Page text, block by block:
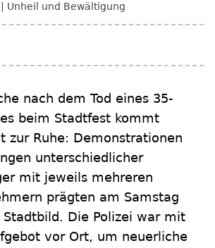
Unheil und Bewältigung
nach dem Tod eines 35-
beim Stadtfest kommt
zur Ruhe: Demonstrationen
unterschiedlicher
mit jeweils mehreren
prägten am Samstag
Die Polizei war mit
vor Ort, um neuerliche